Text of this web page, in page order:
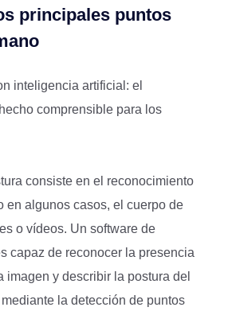
principales puntos
inteligencia artificial: el
comprensible para los
consiste en el reconocimiento
en algunos casos, el cuerpo de
o vídeos. Un software de
capaz de reconocer la presencia
imagen y describir la postura del
la detección de puntos